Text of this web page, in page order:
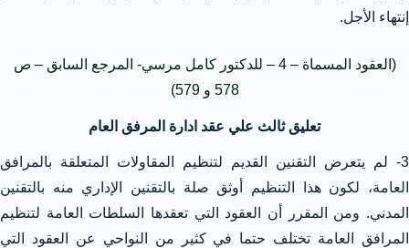
إنتهاء الأجل.
(العقود المسماة – 4 – للدكتور كامل مرسي- المرجع السابق – ص
578 و 579)
تعليق ثالث علي عقد ادارة المرفق العام
3- لم يتعرض التقنين القديم لتنظيم المقاولات المتعلقة بالمرافق
العامة، لكون هذا التنظيم أوثق صلة بالتقنين الإداري منه بالتقنين
المدني. ومن المقرر أن العقود التي تعقدها السلطات العامة لتنظيم
المرافق العامة تختلف حتما في كثير من النواحي عن العقود التي